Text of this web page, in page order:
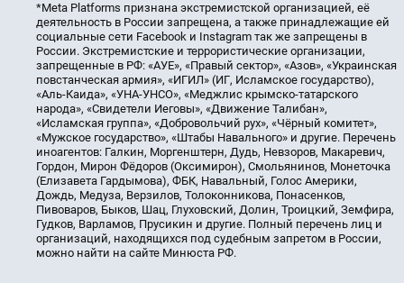
*Meta Platforms признана экстремистской организацией, её
деятельность в России запрещена, а также принадлежащие ей
социальные сети Facebook и Instagram так же запрещены в
России. Экстремистские и террористические организации,
запрещенные в РФ: «АУЕ», «Правый сектор», «Азов», «Украинская
повстанческая армия», «ИГИЛ» (ИГ, Исламское государство),
«Аль-Каида», «УНА-УНСО», «Меджлис крымско-татарского
народа», «Свидетели Иеговы», «Движение Талибан»,
«Исламская группа», «Добровольчий рух», «Чёрный комитет»,
«Мужское государство», «Штабы Навального» и другие. Перечень
иноагентов: Галкин, Моргенштерн, Дудь, Невзоров, Макаревич,
Гордон, Мирон Фёдоров (Оксимирон), Смольянинов, Монеточка
(Елизавета Гардымова), ФБК, Навальный, Голос Америки,
Дождь, Медуза, Верзилов, Толоконникова, Понасенков,
Пивоваров, Быков, Шац, Глуховский, Долин, Троицкий, Земфира,
Гудков, Варламов, Прусикин и другие. Полный перечень лиц и
организаций, находящихся под судебным запретом в России,
можно найти на сайте Минюста РФ.